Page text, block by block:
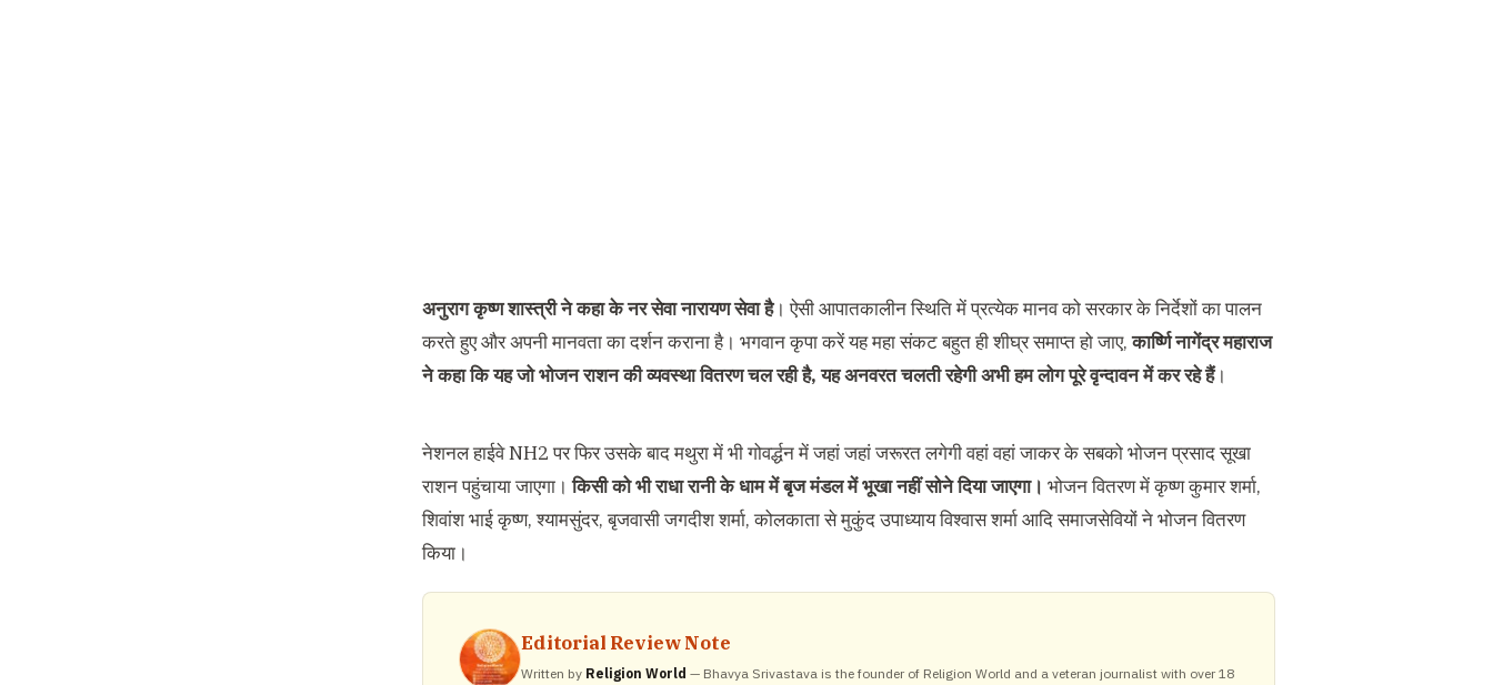
अनुराग कृष्ण शास्त्री ने कहा के नर सेवा नारायण सेवा है। ऐसी आपातकालीन स्थिति में प्रत्येक मानव को सरकार के निर्देशों का पालन
करते हुए और अपनी मानवता का दर्शन कराना है। भगवान कृपा करें यह महा संकट बहुत ही शीघ्र समाप्त हो जाए,कार्ष्णि नागेंद्र महाराज
ने कहा कि यह जो भोजन राशन की व्यवस्था वितरण चल रही है, यह अनवरत चलती रहेगी अभी हम लोग पूरे वृन्दावन में कर रहे हैं।
नेशनल हाईवे NH2 पर फिर उसके बाद मथुरा में भी गोवर्द्धन में जहां जहां जरूरत लगेगी वहां वहां जाकर के सबको भोजन प्रसाद सूखा
राशन पहुंचाया जाएगा।किसी को भी राधा रानी के धाम में बृज मंडल में भूखा नहीं सोने दिया जाएगा। भोजन वितरण में कृष्ण कुमार शर्मा,
शिवांश भाई कृष्ण, श्यामसुंदर, बृजवासी जगदीश शर्मा, कोलकाता से मुकुंद उपाध्याय विश्वास शर्मा आदि समाजसेवियों ने भोजन वितरण
किया।
Editorial Review Note
Written by Religion World — Bhavya Srivastava is the founder of Religion World and a veteran journalist with over 18